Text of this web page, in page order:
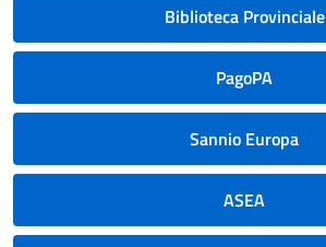
Biblioteca Provinciale
PagoPA
Sannio Europa
ASEA